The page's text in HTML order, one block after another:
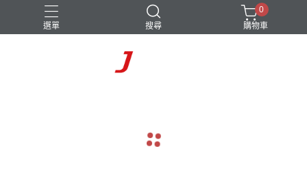
選單 搜尋
0
購物車